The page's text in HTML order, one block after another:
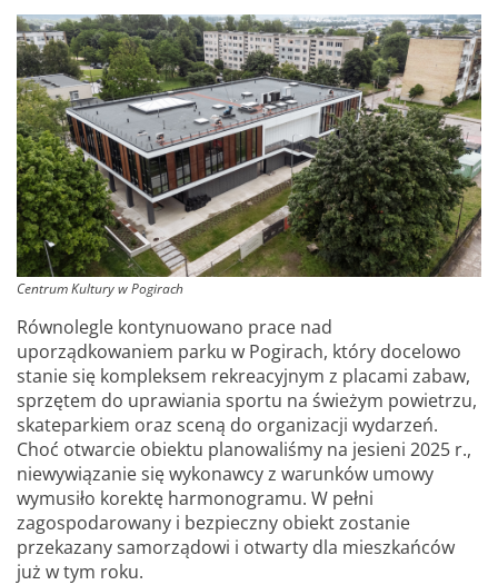
Centrum Kultury w Pogirach
Równolegle kontynuowano prace nad
uporządkowaniem parku w Pogirach, który docelowo
stanie się kompleksem rekreacyjnym z placami zabaw,
sprzętem do uprawiania sportu na świeżym powietrzu,
skateparkiem oraz sceną do organizacji wydarzeń.
Choć otwarcie obiektu planowaliśmy na jesieni 2025 r.,
niewywiązanie się wykonawcy z warunków umowy
wymusiło korektę harmonogramu. W pełni
zagospodarowany i bezpieczny obiekt zostanie
przekazany samorządowi i otwarty dla mieszkańców
już w tym roku.